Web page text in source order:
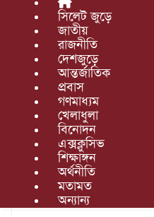
হবিগঞ্জ
জাতীয়
রাজনীতি
দেশজুড়ে
আন্তর্জাতিক
প্রবাস
গণমাধ্যম
খেলাধুলা
সিলেট জুড়ে
জাতীয়
রাজনীতি
দেশজুড়ে
আন্তর্জাতিক
প্রবাস
গণমাধ্যম
খেলাধুলা
বিনোদন
এক্সক্লুসিভ
শিক্ষাঙ্গন
অর্থনীতি
মতামত
অন্যান্য
সিলেট জুড়ে